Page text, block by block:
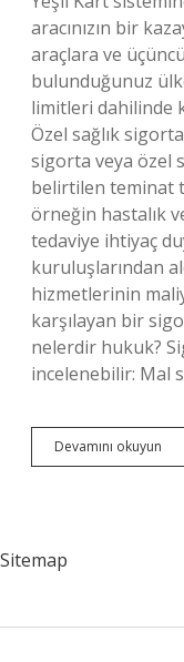
aracınızın bir
araçlara ve
bulunduğunuz
limitleri dahilinde
Özel sağlık
sigorta veya özel
belirtilen teminat
örneğin hastalık
tedaviye ihtiyaç
kuruluşlarından
hizmetlerinin
karşılayan bir
nelerdir hukuk?
incelenebilir: Mal
Devamını okuyun
Sitemap